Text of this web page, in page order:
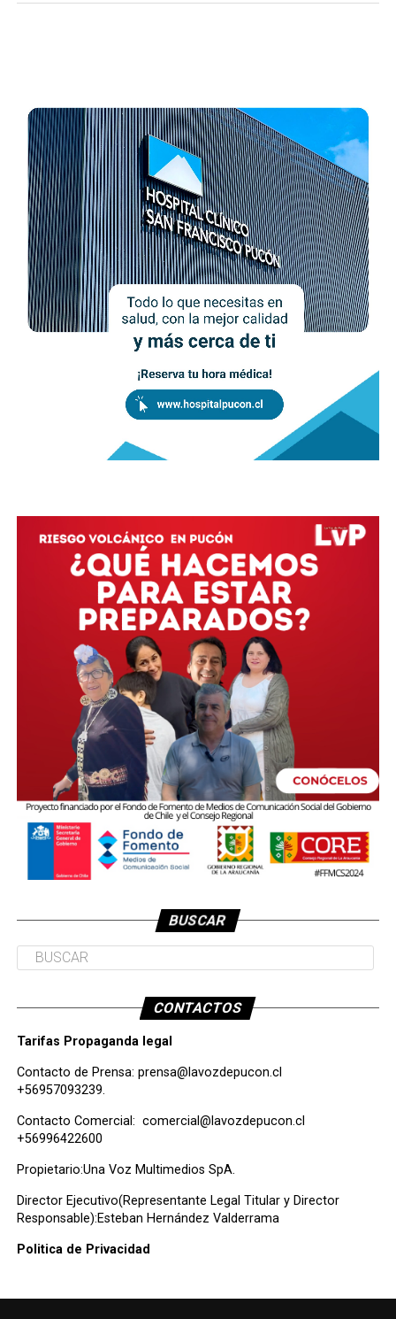
BUSCAR
CONTACTOS
Tarifas Propaganda legal
Contacto de Prensa: prensa@lavozdepucon.cl
+56957093239.
Contacto Comercial: comercial@lavozdepucon.cl
+56996422600
Propietario:Una Voz Multimedios SpA.
Director Ejecutivo(Representante Legal Titular y Director
Responsable):Esteban Hernández Valderrama
Politica de Privacidad